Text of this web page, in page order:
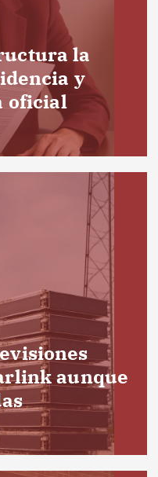
la
y
oficial
aunque